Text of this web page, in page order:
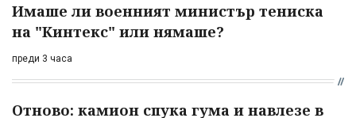
Имаше ли военният министър тениска
на "Кинтекс" или нямаше?
преди 3 часа
Отново: камион спука гума и навлезе в